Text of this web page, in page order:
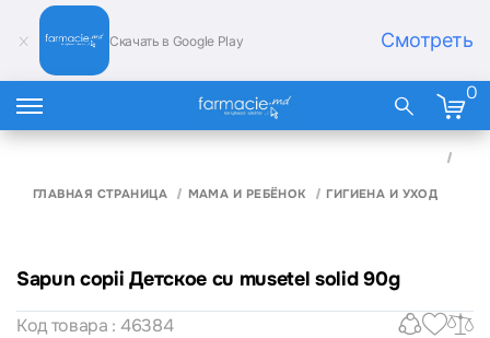
Скачать в Google Play Смотреть
0
ГЛАВНАЯ СТРАНИЦА МАМА И РЕБЁНОК ГИГИЕНА И УХОД
Sapun copii Детское cu musetel solid 90g
Код товара : 46384